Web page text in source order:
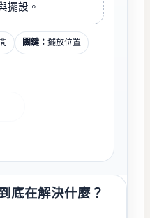
擺設。
關鍵：擺放位置
底在解決什麼？